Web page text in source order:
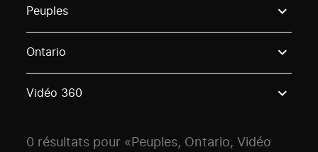
Peuples
Ontario
Vidéo 360
0 résultats pour «Peuples, Ontario, Vidéo